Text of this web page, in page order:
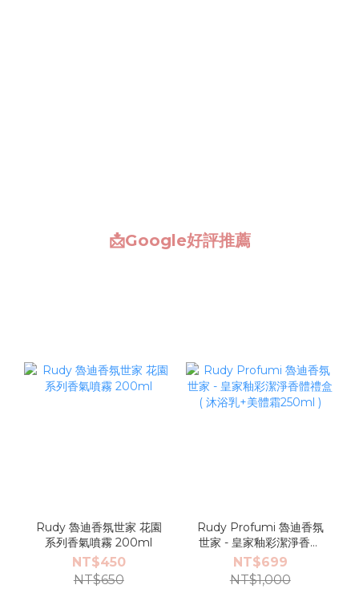
📩Google好評推薦
Rudy 魯迪香氛世家 花園
系列香氣噴霧 200ml
NT$450
NT$650
Rudy Profumi 魯迪香氛
世家 - 皇家釉彩潔淨香體
禮盒 ( 沐浴乳+美體霜
250ml )
NT$699
NT$1,000